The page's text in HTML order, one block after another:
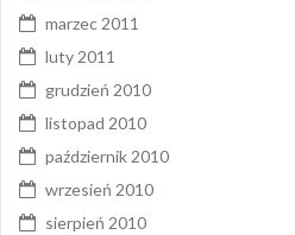
marzec 2011
luty 2011
grudzień 2010
listopad 2010
październik 2010
wrzesień 2010
sierpień 2010